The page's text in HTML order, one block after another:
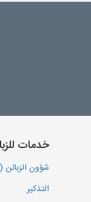
خدمات
شؤون الزبائن
التذكير